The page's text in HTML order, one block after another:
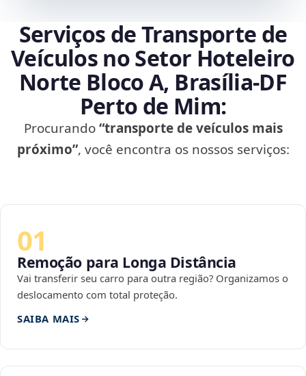
Serviços de Transporte de
Veículos no Setor Hoteleiro
Norte Bloco A, Brasília‑DF
Perto de Mim:
Procurando“transporte de veículos mais
próximo”, você encontra os nossos serviços:
01
Remoção para Longa Distância
Vai transferir seu carro para outra região? Organizamos o
deslocamento com total proteção.
SAIBA MAIS